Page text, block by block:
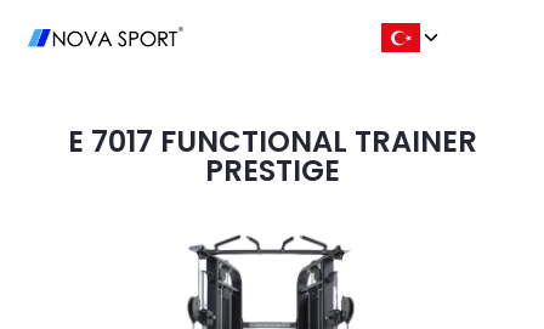
E 7017 FUNCTIONAL TRAINER
PRESTIGE